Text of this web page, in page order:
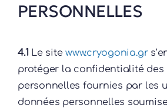
PERSONNELLES
4.1 Le sitewww.cryogonia.gr
protéger la confidentialité
personnelles fournies par les
données personnelles